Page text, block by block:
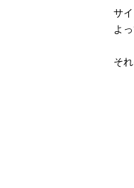
サ
よ
そ